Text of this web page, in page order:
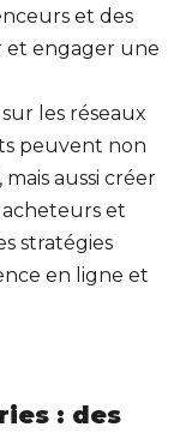
et des
engager une
les réseaux
peuvent non
aussi créer
et
stratégies
en ligne et
: des